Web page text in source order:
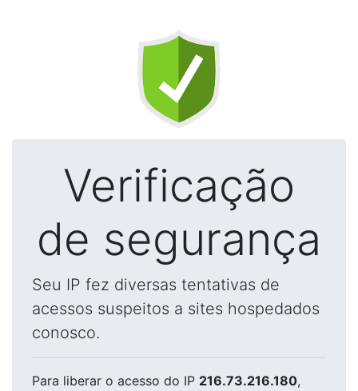
Verificação
de segurança
Seu IP fez diversas tentativas de
acessos suspeitos a sites hospedados
conosco.
Para liberar o acesso do IP 216.73.216.180,